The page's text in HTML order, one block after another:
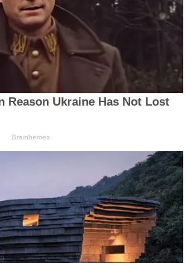
Reason Ukraine Has Not Lost
Brainberries